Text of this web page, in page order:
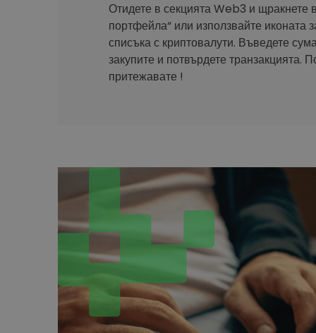
Отидете в секцията Web3 и щракнете
портфейла“ или използвайте иконата
списъка с криптовалути. Въведете
закупите и потвърдете транзакцията.
притежавате !